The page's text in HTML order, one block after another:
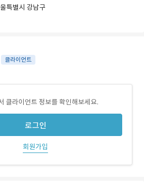
특별시 강남구
클라이언트
클라이언트 정보를 확인해보세요.
로그인
회원가입